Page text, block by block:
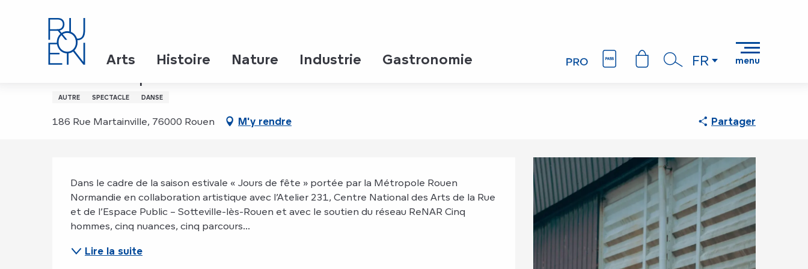
FR menu
Arts Histoire Nature Industrie Gastronomie
Samedi 8 août de 18:00 à 18:45
AUTRE SPECTACLE DANSE
186 Rue Martainville, 76000 Rouen M'y rendre Partager
Description
Dans le cadre de la saison estivale « Jours de fête » portée par la Métropole Rouen
Normandie en collaboration artistique avec l’Atelier 231, Centre National des Arts de la Rue
et de l’Espace Public – Sotteville-lès-Rouen et avec le soutien du réseau ReNAR Cinq
hommes, cinq nuances, cinq parcours...
Lire la suite